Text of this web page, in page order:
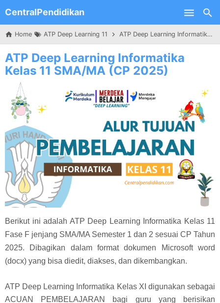
Skip to main content
CentralPendidikan
Home ATP Deep Learning 11 ATP Deep Learning Informatika Kelas 11 SMA/MA (CP 2025)
ATP Deep Learning Informatika
Kelas 11 SMA/MA (CP 2025)
Berikut ini adalah ATP Deep Learning Informatika Kelas 11
Fase F jenjang SMA/MA Semester 1 dan 2 sesuai CP Tahun
2025. Dibagikan dalam format dokumen Microsoft word
(docx) yang bisa diedit, diakses, dan dikembangkan.
ATP Deep Learning Informatika Kelas XI digunakan sebagai
ACUAN PEMBELAJARAN bagi guru yang berisikan